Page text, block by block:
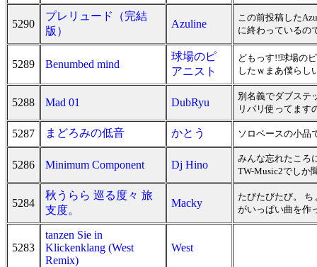
5290
プレリュード（完結
版）
Azuline
この前投稿した
に終わっているの
5289 Benumbed mind
球場のピ
アニスト
どもっす!!球場の
したｗまあ僕らし
5288 Mad 01 DubRyu
別名義でダブステ
リバリ使ってます
5287 まどろみの低音 かとう ソロベースの小品
5286 Minimum Component Dj Hino
みんな忘れたころ
TW-Music2でしか
5284
秋うらら 巡る度々 旅
支度。
Macky
たびたびたび。
がいっぱい曲を作
5283
tanzen Sie in
Klickenklang (West
Remix)
West